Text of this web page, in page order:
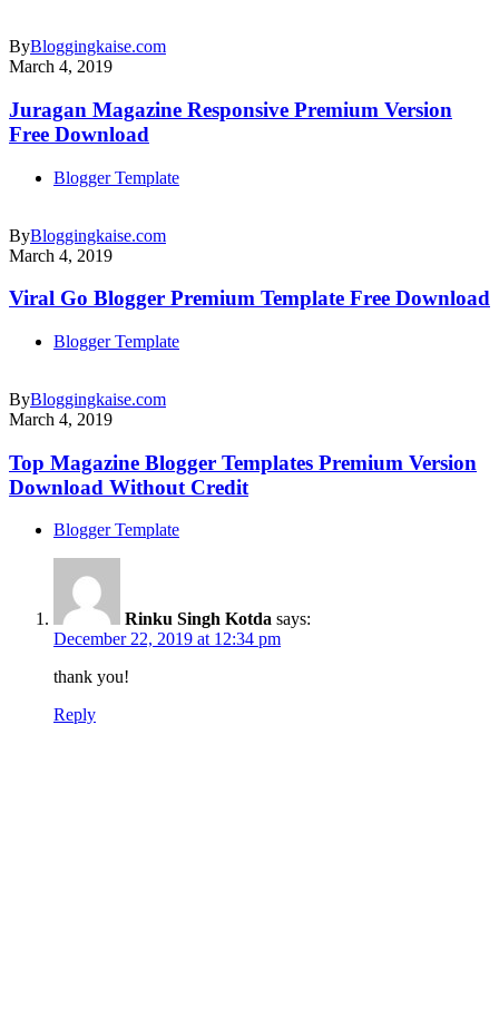
ByBloggingkaise.com
March 4, 2019
Juragan Magazine Responsive Premium Version
Free Download
Blogger Template
ByBloggingkaise.com
March 4, 2019
Viral Go Blogger Premium Template Free Download
Blogger Template
ByBloggingkaise.com
March 4, 2019
Top Magazine Blogger Templates Premium Version
Download Without Credit
Blogger Template
Rinku Singh Kotda says:
December 22, 2019 at 12:34 pm
thank you!
Reply